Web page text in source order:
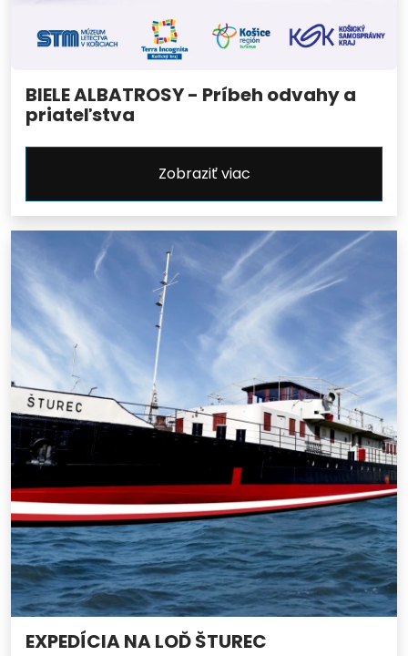
BIELE ALBATROSY - Príbeh odvahy a
priateľstva
Zobraziť viac
EXPEDÍCIA NA LOĎ ŠTUREC